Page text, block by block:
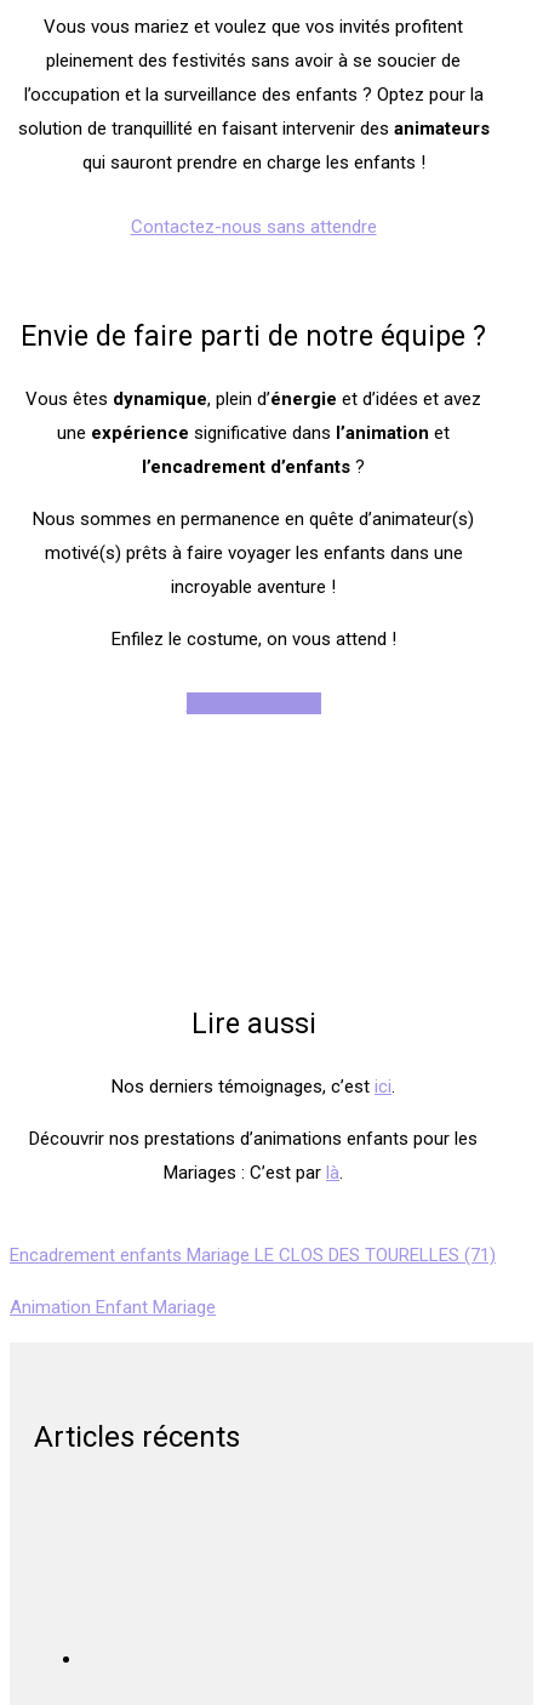
Vous vous mariez et voulez que vos invités profitent
pleinement des festivités sans avoir à se soucier de
l’occupation et la surveillance des enfants ? Optez pour la
solution de tranquillité en faisant intervenir des animateurs
qui sauront prendre en charge les enfants !
Contactez-nous sans attendre
Envie de faire parti de notre équipe ?
Vous êtes dynamique, plein d’énergie et d’idées et avez
une expérience significative dans l’animation et
l’encadrement d’enfants ?
Nous sommes en permanence en quête d’animateur(s)
motivé(s) prêts à faire voyager les enfants dans une
incroyable aventure !
Enfilez le costume, on vous attend !
Lire aussi
Nos derniers témoignages, c’est ici.
Découvrir nos prestations d’animations enfants pour les
Mariages : C’est par là.
Encadrement enfants Mariage LE CLOS DES TOURELLES (71)
Animation Enfant Mariage
Articles récents